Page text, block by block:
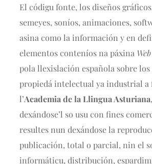
El códigu fonte, los diseños
semeyes, soníos, animaciones,
asina como la información y en
elementos conteníos na páxina Web
pola llexislación española sobre los
propiedá intelectual ya industrial a
l’Academia de la Llingua Asturiana
dexándose’l so usu con fines
resultes nun dexándose la
publicación, total o parcial, nin el
informáticu, distribución,